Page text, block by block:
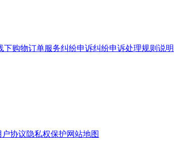
下购物订单服务纠纷申诉纠纷申诉处理规则说明
户协议隐私权保护网站地图